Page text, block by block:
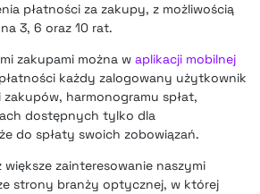
płatności za zakupy, z możliwością
3, 6 oraz 10 rat.
zakupami można w aplikacji mobilnej
każdy zalogowany użytkownik
harmonogramu spłat,
dostępnych tylko dla
do spłaty swoich zobowiązań.
większe zainteresowanie naszymi
strony branży optycznej, w której